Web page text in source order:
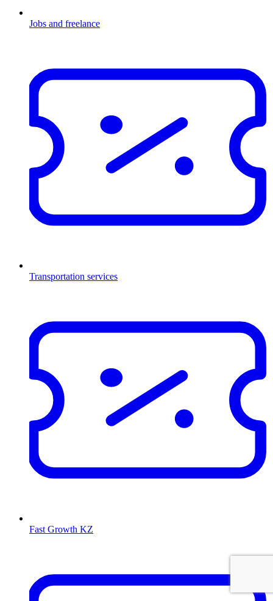
Jobs and freelance
Transportation services
Fast Growth KZ